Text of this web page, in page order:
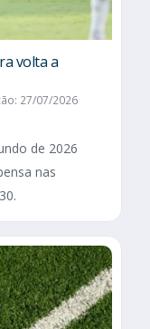
volta a
27/07/2026
de 2026
nas